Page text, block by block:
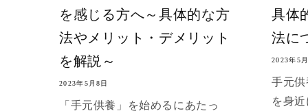
を感じる方へ～具体的な方
法やメリット・デメリット
を解説～
2023年5月8日
「手元供養」を始めるにあたっ
具体
法に
2023年5
手元
を身